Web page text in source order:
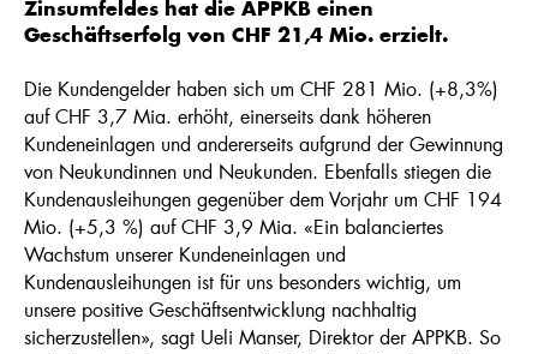
Zinsumfeldes hat die APPKB einen
Geschäftserfolg von CHF 21,4 Mio. erzielt.
Die Kundengelder haben sich um CHF 281 Mio. (+8,3%)
auf CHF 3,7 Mia. erhöht, einerseits dank höheren
Kundeneinlagen und andererseits aufgrund der Gewinnung
von Neukundinnen und Neukunden. Ebenfalls stiegen die
Kundenausleihungen gegenüber dem Vorjahr um CHF 194
Mio. (+5,3 %) auf CHF 3,9 Mia. «Ein balanciertes
Wachstum unserer Kundeneinlagen und
Kundenausleihungen ist für uns besonders wichtig, um
unsere positive Geschäftsentwicklung nachhaltig
sicherzustellen», sagt Ueli Manser, Direktor der APPKB. So